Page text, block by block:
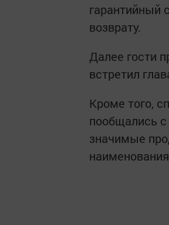
гарантийный
возврату.
Далее гости
встретил
Кроме того,
пообщались с
значимые